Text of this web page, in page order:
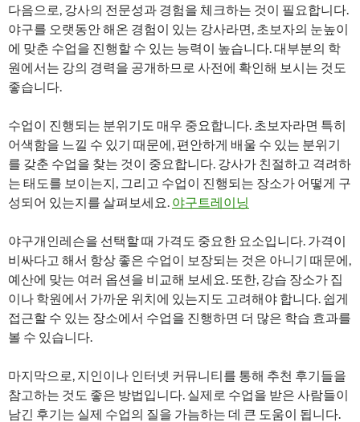
다음으로, 강사의 전문성과 경험을 체크하는 것이 필요합니다.
야구를 오랫동안 해온 경험이 있는 강사라면, 초보자의 눈높이
에 맞춘 수업을 진행할 수 있는 능력이 높습니다. 대부분의 학
원에서는 강의 경력을 공개하므로 사전에 확인해 보시는 것도
좋습니다.
수업이 진행되는 분위기도 매우 중요합니다. 초보자라면 특히
어색함을 느낄 수 있기 때문에, 편안하게 배울 수 있는 분위기
를 갖춘 수업을 찾는 것이 중요합니다. 강사가 친절하고 격려하
는 태도를 보이는지, 그리고 수업이 진행되는 장소가 어떻게 구
성되어 있는지를 살펴보세요. 야구트레이닝
야구개인레슨을 선택할 때 가격도 중요한 요소입니다. 가격이
비싸다고 해서 항상 좋은 수업이 보장되는 것은 아니기 때문에,
예산에 맞는 여러 옵션을 비교해 보세요. 또한, 강습 장소가 집
이나 학원에서 가까운 위치에 있는지도 고려해야 합니다. 쉽게
접근할 수 있는 장소에서 수업을 진행하면 더 많은 학습 효과를
볼 수 있습니다.
마지막으로, 지인이나 인터넷 커뮤니티를 통해 추천 후기들을
참고하는 것도 좋은 방법입니다. 실제로 수업을 받은 사람들이
남긴 후기는 실제 수업의 질을 가늠하는 데 큰 도움이 됩니다.